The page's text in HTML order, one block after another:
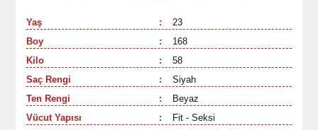
Yaş :
23
Boy
:
168
Kilo
:
58
Saç Rengi
:
Siyah
Ten Rengi
:
Beyaz
Vücut Yapısı
:
Fit - Seksi